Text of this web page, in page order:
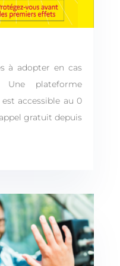
à adopter en cas
plateforme
accessible au 0
gratuit depuis